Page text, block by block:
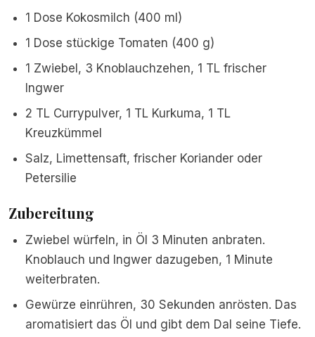
1 Dose Kokosmilch (400 ml)
1 Dose stückige Tomaten (400 g)
1 Zwiebel, 3 Knoblauchzehen, 1 TL frischer
Ingwer
2 TL Currypulver, 1 TL Kurkuma, 1 TL
Kreuzkümmel
Salz, Limettensaft, frischer Koriander oder
Petersilie
Zubereitung
Zwiebel würfeln, in Öl 3 Minuten anbraten.
Knoblauch und Ingwer dazugeben, 1 Minute
weiterbraten.
Gewürze einrühren, 30 Sekunden anrösten. Das
aromatisiert das Öl und gibt dem Dal seine Tiefe.